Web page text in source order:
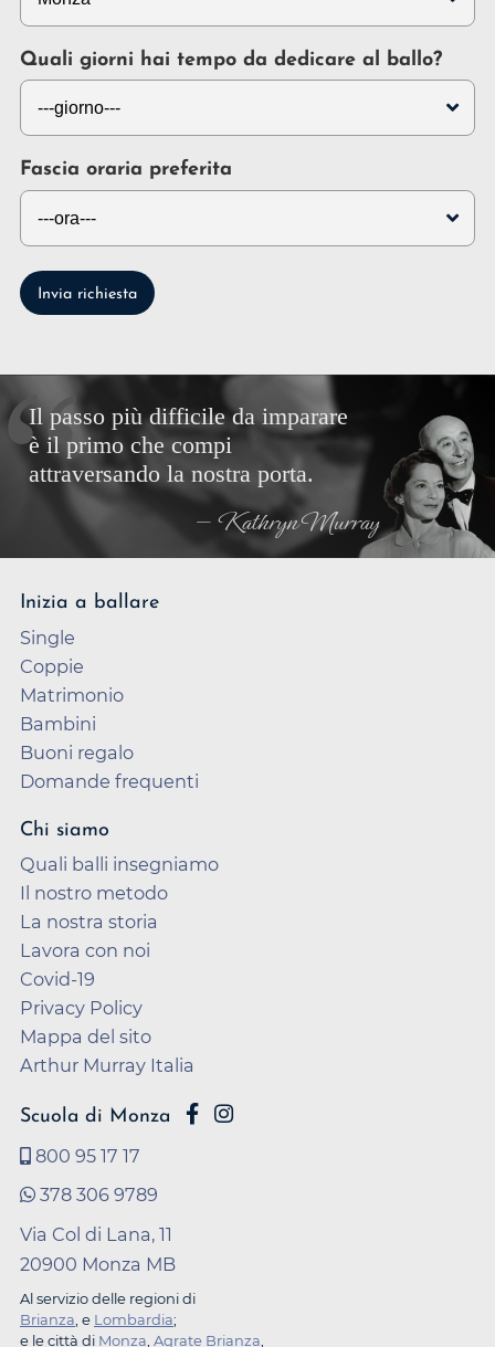
Quali giorni hai tempo da dedicare al ballo?
Fascia oraria preferita
Invia richiesta
Il passo più difficile da imparare
è il primo che compi
attraversando la nostra porta.
— Kathryn Murray
Inizia a ballare
Single
Coppie
Matrimonio
Bambini
Buoni regalo
Domande frequenti
Chi siamo
Quali balli insegniamo
Il nostro metodo
La nostra storia
Lavora con noi
Covid-19
Privacy Policy
Mappa del sito
Arthur Murray Italia
Scuola di Monza
800 95 17 17
378 306 9789
Via Col di Lana, 11
20900 Monza MB
Al servizio delle regioni di
Brianza , e Lombardia;
e le città di Monza Agrate Brianza